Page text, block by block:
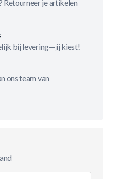
Retourneer je artikelen
bij levering—jij kiest!
ons team van